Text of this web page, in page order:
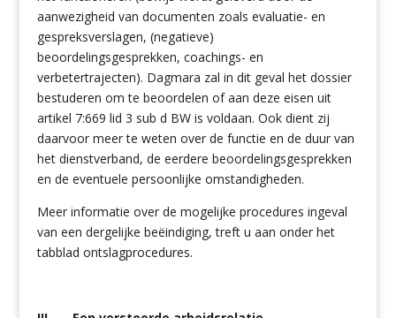
aanwezigheid van documenten zoals evaluatie- en
gespreksverslagen, (negatieve)
beoordelingsgesprekken, coachings- en
verbetertrajecten). Dagmara zal in dit geval het dossier
bestuderen om te beoordelen of aan deze eisen uit
artikel 7:669 lid 3 sub d BW is voldaan. Ook dient zij
daarvoor meer te weten over de functie en de duur van
het dienstverband, de eerdere beoordelingsgesprekken
en de eventuele persoonlijke omstandigheden.
Meer informatie over de mogelijke procedures ingeval
van een dergelijke beëindiging, treft u aan onder het
tabblad ontslagprocedures.